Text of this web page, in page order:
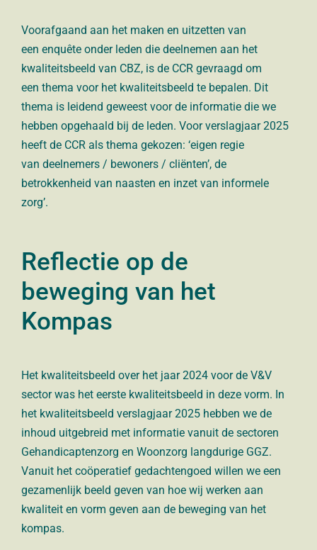
Voorafgaand aan het maken en uitzetten van
een enquêteonder leden die deelnemen aan het
kwaliteitsbeeld van CBZ,is de CCR gevraagd om
een thema voor het kwaliteitsbeeld te bepalen. Dit
thema is leidend geweest voor de informatie die we
hebben opgehaald bij de leden. Voor verslagjaar 2025
heeft de CCR als thema gekozen: ‘eigen regie
van deelnemers / bewoners / cliënten’, de
betrokkenheid van naasten en inzet van informele
zorg’.
Reflectie op de
beweging van het
Kompas
Het kwaliteitsbeeld over het jaar 2024 voor de V&V
sector was het eerste kwaliteitsbeeld in deze vorm. In
het kwaliteitsbeeld verslagjaar 2025 hebben we de
inhoud uitgebreid met informatie vanuit de sectoren
Gehandicaptenzorg en Woonzorg langdurige GGZ.
Vanuit het coöperatief gedachtengoed willen we een
gezamenlijk beeld geven van hoe wij werken aan
kwaliteit en vorm geven aan de beweging van het
kompas.